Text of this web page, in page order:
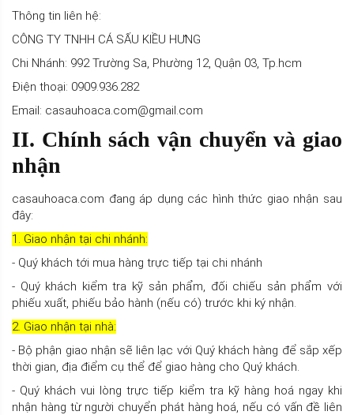
Thông tin liên hệ:
CÔNG TY TNHH CÁ SẤU KIỀU HƯNG
Chi Nhánh: 992 Trường Sa, Phường 12, Quận 03, Tp.hcm
Điện thoại: 0909.936.282
Email: casauhoaca.com@gmail.com
II. Chính sách vận chuyển và giao
nhận
casauhoaca.com đang áp dụng các hình thức giao nhận sau
đây:
1. Giao nhận tại chi nhánh:
- Quý khách tới mua hàng trực tiếp tại chi nhánh
- Quý khách kiểm tra kỹ sản phẩm, đối chiếu sản phẩm với
phiếu xuất, phiếu bảo hành (nếu có) trước khi ký nhận.
2. Giao nhận tại nhà:
- Bộ phận giao nhận sẽ liên lạc với Quý khách hàng để sắp xếp
thời gian, địa điểm cụ thể để giao hàng cho Quý khách.
- Quý khách vui lòng trực tiếp kiểm tra kỹ hàng hoá ngay khi
nhận hàng từ người chuyển phát hàng hoá, nếu có vấn đề liên